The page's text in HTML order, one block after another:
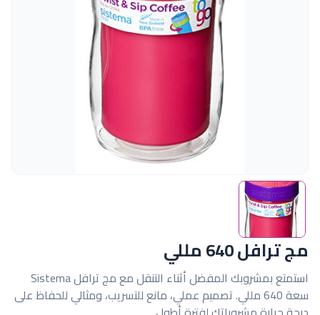
مج ترافل 640 مللي
استمتع بمشروبك المفضل أثناء التنقل مع مج ترافل Sistema
سعة 640 مللي. تصميم عملي، مانع للتسريب، ومثالي للحفاظ على